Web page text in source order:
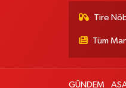
Tire
Tüm
GÜNDEM